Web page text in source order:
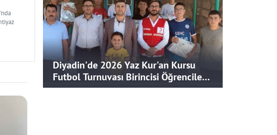
Diyadin'de 2026 Yaz Kur'an Kursu
Futbol Turnuvası Birincisi Öğrencilere
Hediye